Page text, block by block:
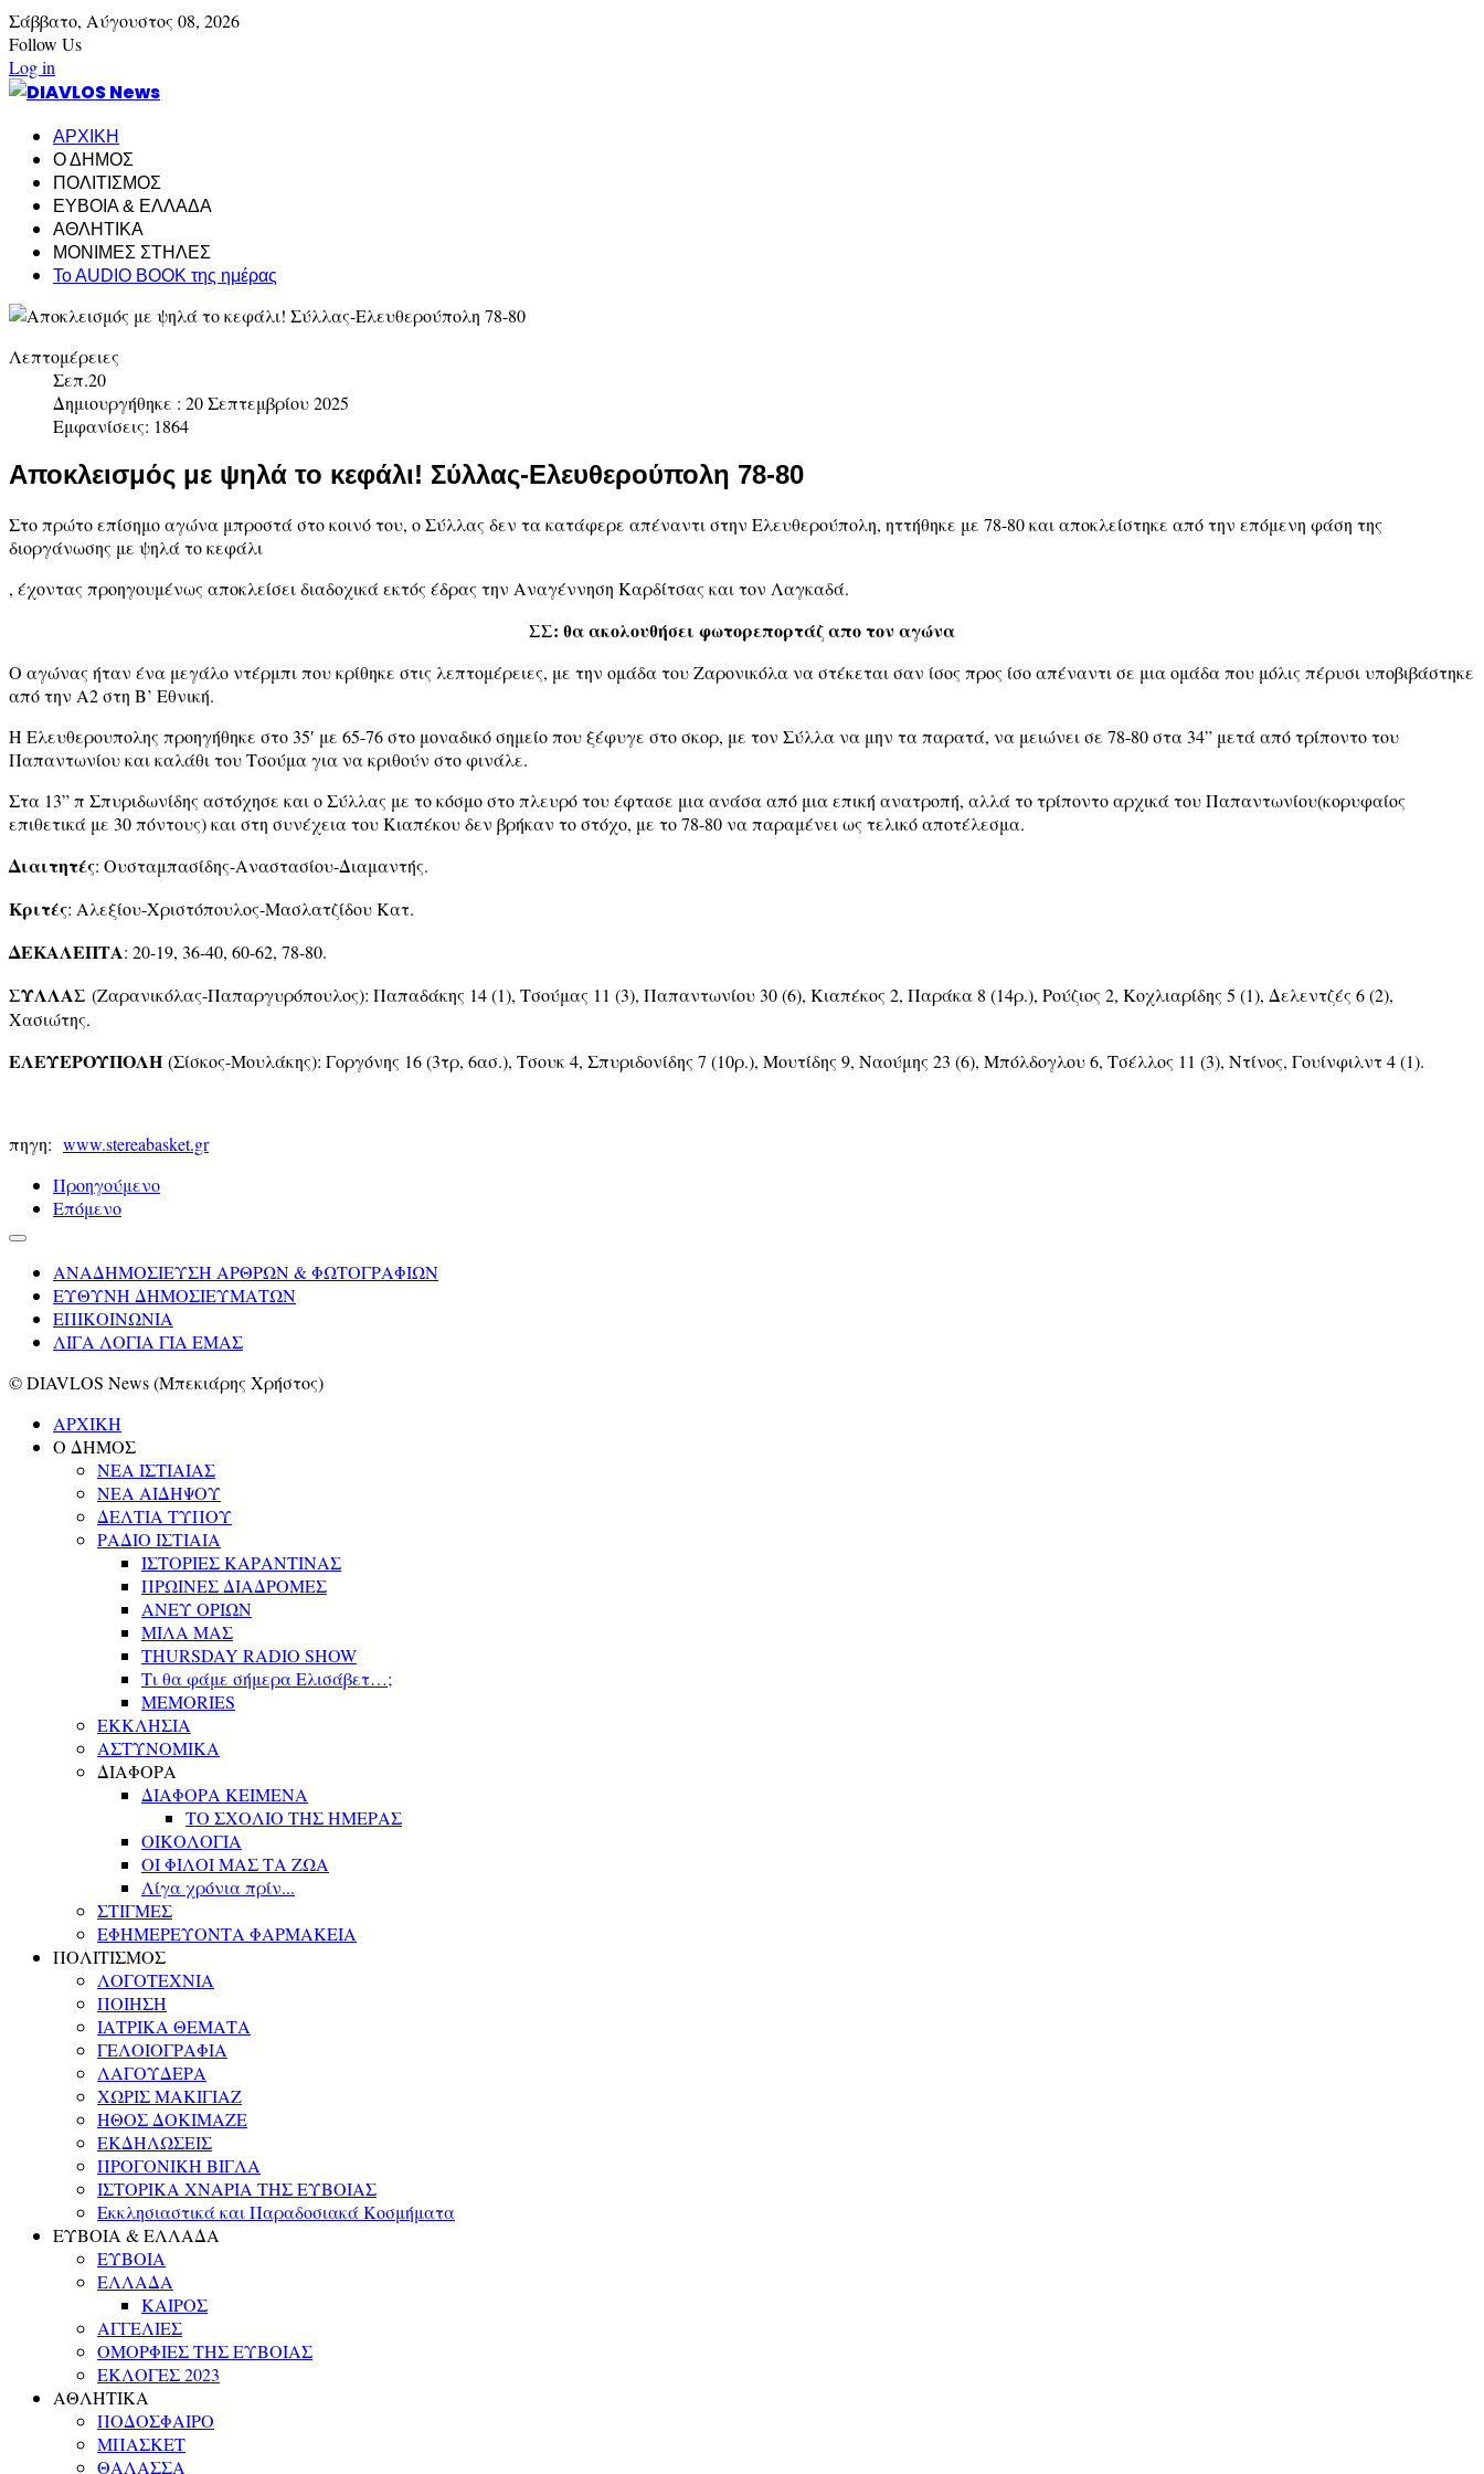
Σάββατο, Αύγουστος 08, 2026
Follow Us
Log in
ΑΡΧΙΚΗ
Ο ΔΗΜΟΣ
ΠΟΛΙΤΙΣΜΟΣ
ΕΥΒΟΙΑ & ΕΛΛΑΔΑ
ΑΘΛΗΤΙΚΑ
ΜΟΝΙΜΕΣ ΣΤΗΛΕΣ
To AUDIO BOOK της ημέρας
Λεπτομέρειες
Σεπ.20
Δημιουργήθηκε : 20 Σεπτεμβρίου 2025
Εμφανίσεις: 1864
Αποκλεισμός με ψηλά το κεφάλι! Σύλλας-Ελευθερούπολη 78-80
Στο πρώτο επίσημο αγώνα μπροστά στο κοινό του, ο Σύλλας δεν τα κατάφερε απέναντι στην Ελευθερούπολη, ηττήθηκε με 78-80 και αποκλείστηκε από την επόμενη φάση της
διοργάνωσης με ψηλά το κεφάλι
, έχοντας προηγουμένως αποκλείσει διαδοχικά εκτός έδρας την Αναγέννηση Καρδίτσας και τον Λαγκαδά.
ΣΣ: θα ακολουθήσει φωτορεπορτάζ απο τον αγώνα
Ο αγώνας ήταν ένα μεγάλο ντέρμπι που κρίθηκε στις λεπτομέρειες, με την ομάδα του Ζαρονικόλα να στέκεται σαν ίσος προς ίσο απέναντι σε μια ομάδα που μόλις πέρυσι υποβιβάστηκε
από την Α2 στη Β’ Εθνική.
Η Ελευθερουπολης προηγήθηκε στο 35′ με 65-76 στο μοναδικό σημείο που ξέφυγε στο σκορ, με τον Σύλλα να μην τα παρατά, να μειώνει σε 78-80 στα 34” μετά από τρίποντο του
Παπαντωνίου και καλάθι του Τσούμα για να κριθούν στο φινάλε.
Στα 13” π Σπυριδωνίδης αστόχησε και ο Σύλλας με το κόσμο στο πλευρό του έφτασε μια ανάσα από μια επική ανατροπή, αλλά το τρίποντο αρχικά του Παπαντωνίου(κορυφαίος
επιθετικά με 30 πόντους) και στη συνέχεια του Κιαπέκου δεν βρήκαν το στόχο, με το 78-80 να παραμένει ως τελικό αποτέλεσμα.
Διαιτητές: Ουσταμπασίδης-Αναστασίου-Διαμαντής.
Κριτές: Αλεξίου-Χριστόπουλος-Μασλατζίδου Κατ.
ΔΕΚΑΛΕΠΤΑ: 20-19, 36-40, 60-62, 78-80.
ΣΥΛΛΑΣ (Ζαρανικόλας-Παπαργυρόπουλος): Παπαδάκης 14 (1), Τσούμας 11 (3), Παπαντωνίου 30 (6), Κιαπέκος 2, Παράκα 8 (14ρ.), Ρούζιος 2, Κοχλιαρίδης 5 (1), Δελεντζές 6 (2),
Χασιώτης.
ΕΛΕΥΕΡΟΥΠΟΛΗ (Σίσκος-Μουλάκης): Γοργόνης 16 (3τρ, 6ασ.), Τσουκ 4, Σπυριδονίδης 7 (10ρ.), Μουτίδης 9, Ναούμης 23 (6), Μπόλδογλου 6, Τσέλλος 11 (3), Ντίνος, Γουίνφιλντ 4 (1).
πηγη: www.stereabasket.gr
Προηγούμενο
Επόμενο
ΑΝΑΔΗΜΟΣΙΕΥΣΗ ΑΡΘΡΩΝ & ΦΩΤΟΓΡΑΦΙΩΝ
ΕΥΘΥΝΗ ΔΗΜΟΣΙΕΥΜΑΤΩΝ
ΕΠΙΚΟΙΝΩΝΙΑ
ΛΙΓΑ ΛΟΓΙΑ ΓΙΑ ΕΜΑΣ
© DIAVLOS News (Μπεκιάρης Χρήστος)
ΑΡΧΙΚΗ
Ο ΔΗΜΟΣ
ΝΕΑ ΙΣΤΙΑΙΑΣ
ΝΕΑ ΑΙΔΗΨΟΥ
ΔΕΛΤΙΑ ΤΥΠΟΥ
ΡΑΔΙΟ ΙΣΤΙΑΙΑ
ΙΣΤΟΡΙΕΣ ΚΑΡΑΝΤΙΝΑΣ
ΠΡΩΙΝΕΣ ΔΙΑΔΡΟΜΕΣ
ΑΝΕΥ ΟΡΙΩΝ
ΜΙΛΑ ΜΑΣ
THURSDAY RADIO SHOW
Τι θα φάμε σήμερα Ελισάβετ…;
MEMORIES
ΕΚΚΛΗΣΙΑ
ΑΣΤΥΝΟΜΙΚΑ
ΔΙΑΦΟΡΑ
ΔΙΑΦΟΡΑ ΚΕΙΜΕΝΑ
ΤΟ ΣΧΟΛΙΟ ΤΗΣ ΗΜΕΡΑΣ
ΟΙΚΟΛΟΓΙΑ
ΟΙ ΦΙΛΟΙ ΜΑΣ ΤΑ ΖΩΑ
Λίγα χρόνια πρίν...
ΣΤΙΓΜΕΣ
ΕΦΗΜΕΡΕΥΟΝΤΑ ΦΑΡΜΑΚΕΙΑ
ΠΟΛΙΤΙΣΜΟΣ
ΛΟΓΟΤΕΧΝΙΑ
ΠΟΙΗΣΗ
ΙΑΤΡΙΚΑ ΘΕΜΑΤΑ
ΓΕΛΟΙΟΓΡΑΦΙΑ
ΛΑΓΟΥΔΕΡΑ
ΧΩΡΙΣ ΜΑΚΙΓΙΑΖ
ΗΘΟΣ ΔΟΚΙΜΑΖΕ
ΕΚΔΗΛΩΣΕΙΣ
ΠΡΟΓΟΝΙΚΗ ΒΙΓΛΑ
ΙΣΤΟΡΙΚΑ ΧΝΑΡΙΑ ΤΗΣ ΕΥΒΟΙΑΣ
Εκκλησιαστικά και Παραδοσιακά Κοσμήματα
ΕΥΒΟΙΑ & ΕΛΛΑΔΑ
ΕΥΒΟΙΑ
ΕΛΛΑΔΑ
ΚΑΙΡΟΣ
ΑΓΓΕΛΙΕΣ
ΟΜΟΡΦΙΕΣ ΤΗΣ ΕΥΒΟΙΑΣ
ΕΚΛΟΓΕΣ 2023
ΑΘΛΗΤΙΚΑ
ΠΟΔΟΣΦΑΙΡΟ
ΜΠΑΣΚΕΤ
ΘΑΛΑΣΣΑ